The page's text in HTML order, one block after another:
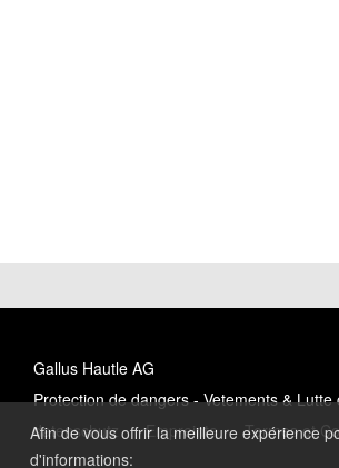
Gallus Hautle AG
Protection de dangers - Vetements &
datenschutz
Empreinte Termes et
Afin de vous offrir la meilleure expérience
d'informations: